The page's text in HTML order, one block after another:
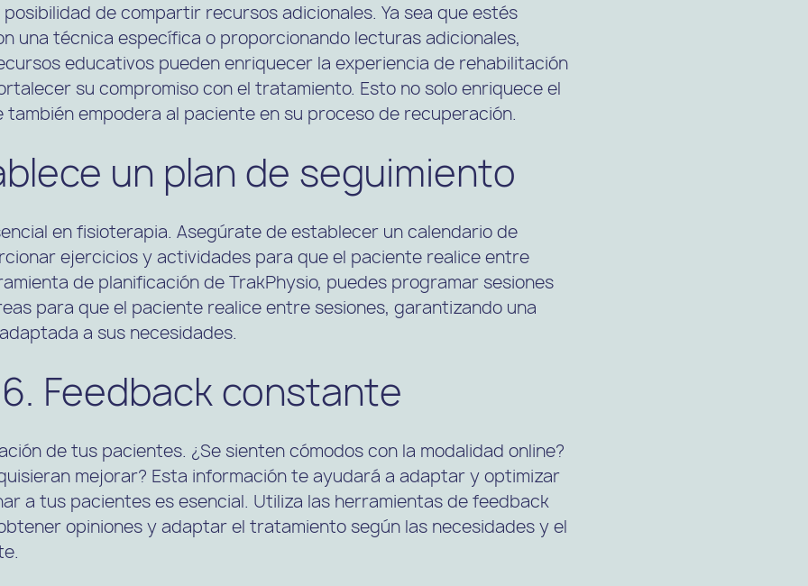
de compartir recursos adicionales. Ya sea que estés
una técnica específica o proporcionando lecturas adicionales,
educativos pueden enriquecer la experiencia de rehabilitación
su compromiso con el tratamiento. Esto no solo enriquece el
empodera al paciente en su proceso de recuperación.
un plan de seguimiento
en fisioterapia. Asegúrate de establecer un calendario de
ejercicios y actividades para que el paciente realice entre
de planificación de TrakPhysio, puedes programar sesiones
para que el paciente realice entre sesiones, garantizando una
a sus necesidades.
6. Feedback constante
de tus pacientes. ¿Se sienten cómodos con la modalidad online?
mejorar? Esta información te ayudará a adaptar y optimizar
a tus pacientes es esencial. Utiliza las herramientas de feedback
opiniones y adaptar el tratamiento según las necesidades y el